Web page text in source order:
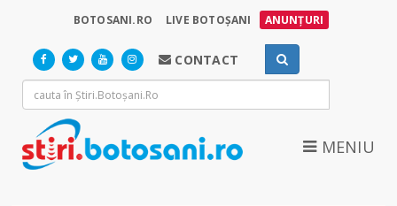
BOTOSANI.RO LIVE BOTOȘANI ANUNȚURI
CONTACT
MENIU